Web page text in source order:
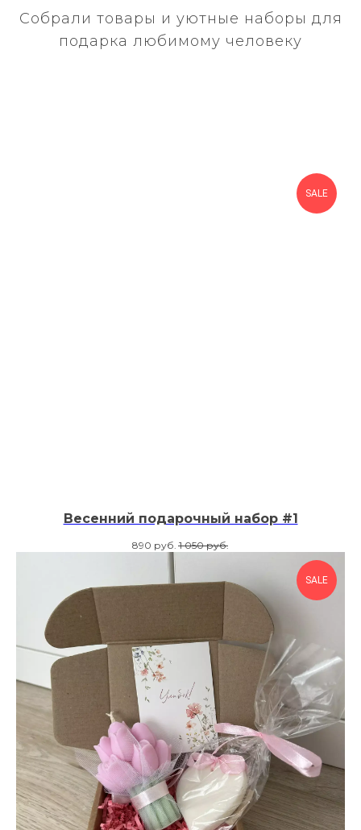
Собрали товары и уютные наборы для
подарка любимому человеку
SALE
Весенний подарочный набор #1
890 руб. 1 050 руб.
SALE